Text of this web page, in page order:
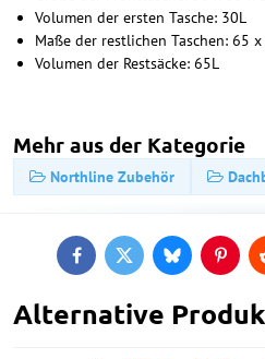
Volumen der ersten Tasche: 30L
Maße der restlichen Taschen: 65
Volumen der Restsäcke: 65L
Mehr aus der Kategorie
Northline Zubehör
FacebookTwitterBluesky
Alternative